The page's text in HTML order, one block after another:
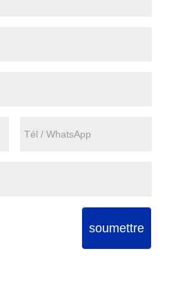
soumettre